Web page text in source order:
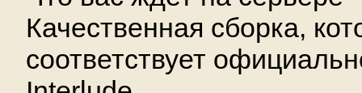
Качественная сборка,
соответствует